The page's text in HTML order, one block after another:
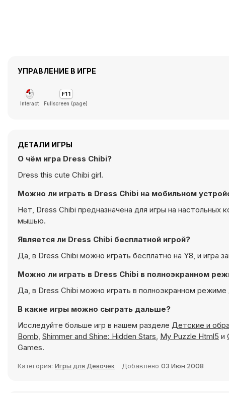
УПРАВЛЕНИЕ В ИГРЕ
Interact Fullscreen (page)
ДЕТАЛИ ИГРЫ
О чём игра Dress Chibi?
Dress this cute Chibi girl.
Можно ли играть в Dress Chibi на мобильном
Нет, Dress Chibi предназначена для игры на настольных
мышью.
Является ли Dress Chibi бесплатной игрой?
Да, в Dress Chibi можно играть бесплатно на Y8, и игра
Можно ли играть в Dress Chibi в полноэкранном
Да, в Dress Chibi можно играть в полноэкранном режиме
В какие игры можно сыграть дальше?
Исследуйте больше игр в нашем разделе Детские и
Bomb, Shimmer and Shine: Hidden Stars, My Puzzle Html5 и
Games.
Категория: Игры для Девочек Добавлено 03 Июн 2008